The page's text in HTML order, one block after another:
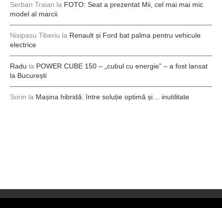
Serban Traian la FOTO: Seat a prezentat Mii, cel mai mai mic
model al marcii
Nisipasu Tiberiu la Renault și Ford bat palma pentru vehicule
electrice
Radu la POWER CUBE 150 – „cubul cu energie” – a fost lansat
la București
Sorin la Mașina hibridă: între soluție optimă și… inutilitate